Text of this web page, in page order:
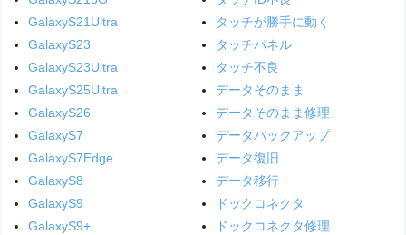
GalaxyS21Ultra
GalaxyS23
GalaxyS23Ultra
GalaxyS25Ultra
GalaxyS26
GalaxyS7
GalaxyS7Edge
GalaxyS8
GalaxyS9
GalaxyS9+
タッチが勝手に動く
タッチパネル
タッチ不良
データそのまま
データそのまま修理
データバックアップ
データ復旧
データ移行
ドックコネクタ
ドックコネクタ修理